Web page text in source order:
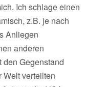
Ich schlage einen
z.B. je nach
Anliegen
anderen
den Gegenstand
Welt verteilten